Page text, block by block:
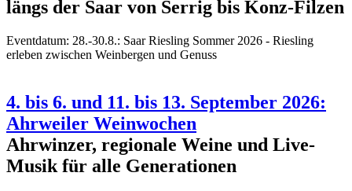
längs der Saar von Serrig bis Konz-Filzen
Eventdatum: 28.-30.8.: Saar Riesling Sommer 2026 - Riesling
erleben zwischen Weinbergen und Genuss
4. bis 6. und 11. bis 13. September 2026:
Ahrweiler Weinwochen
Ahrwinzer, regionale Weine und Live-
Musik für alle Generationen